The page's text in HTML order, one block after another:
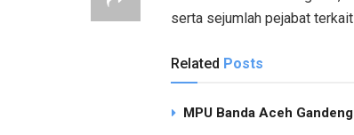
serta sejumlah pejabat terkait
Related Posts
MPU Banda Aceh